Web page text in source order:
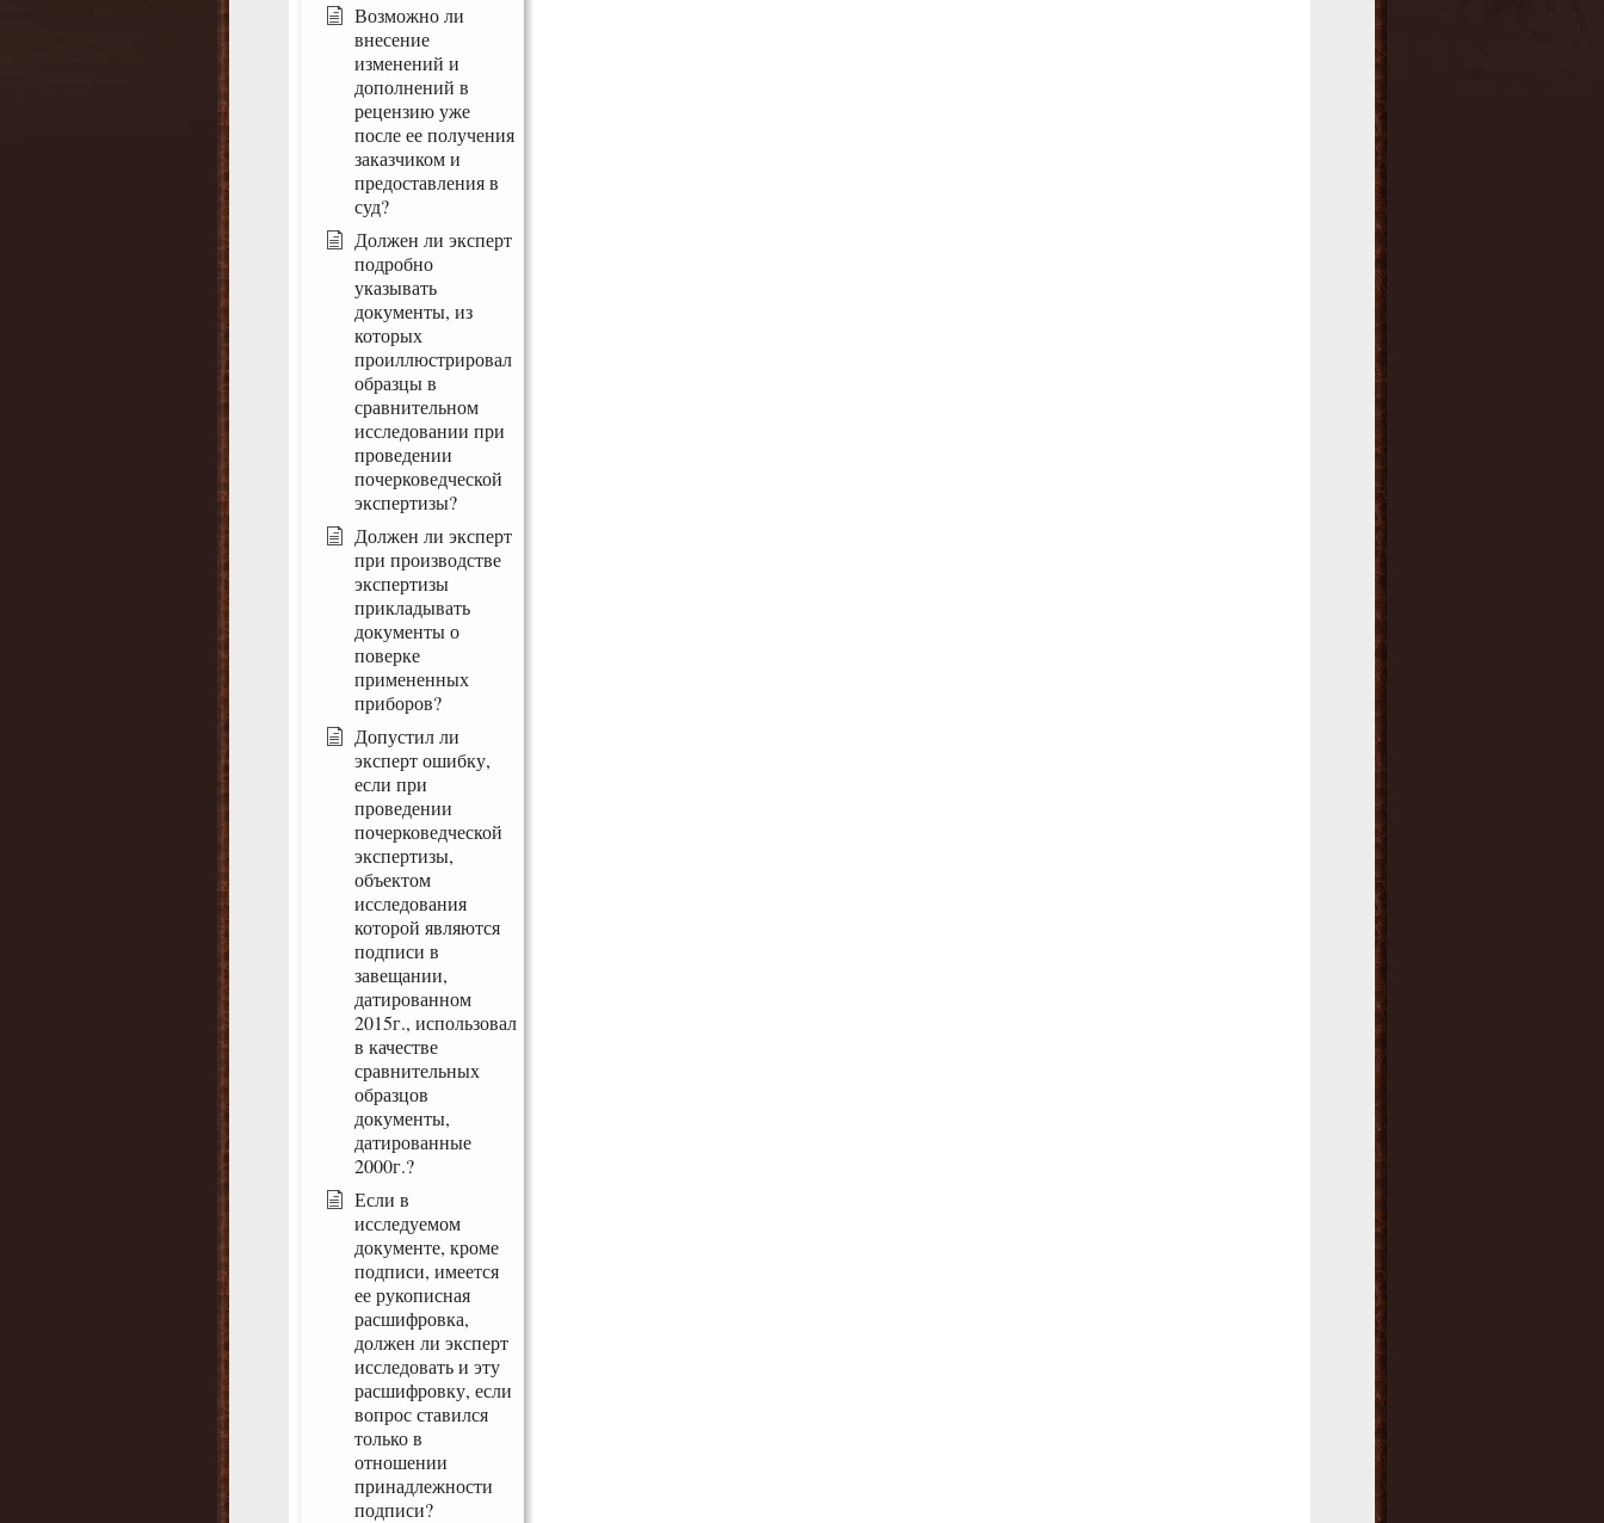
Возможно ли
внесение
изменений и
дополнений в
рецензию уже
после ее получения
заказчиком и
предоставления в
суд?
Должен ли эксперт
подробно
указывать
документы, из
которых
проиллюстрировал
образцы в
сравнительном
исследовании при
проведении
почерковедческой
экспертизы?
Должен ли эксперт
при производстве
экспертизы
прикладывать
документы о
поверке
примененных
приборов?
Допустил ли
эксперт ошибку,
если при
проведении
почерковедческой
экспертизы,
объектом
исследования
которой являются
подписи в
завещании,
датированном
2015г., использовал
в качестве
сравнительных
образцов
документы,
датированные
2000г.?
Если в
исследуемом
документе, кроме
подписи, имеется
ее рукописная
расшифровка,
должен ли эксперт
исследовать и эту
расшифровку, если
вопрос ставился
только в
отношении
принадлежности
подписи?